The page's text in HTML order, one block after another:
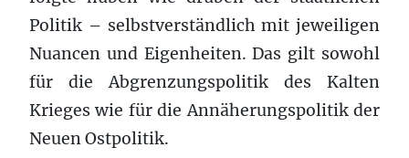
Politik – selbstverständlich mit jeweiligen
Nuancen und Eigenheiten. Das gilt sowohl
für die Abgrenzungspolitik des Kalten
Krieges wie für die Annäherungspolitik der
Neuen Ostpolitik.